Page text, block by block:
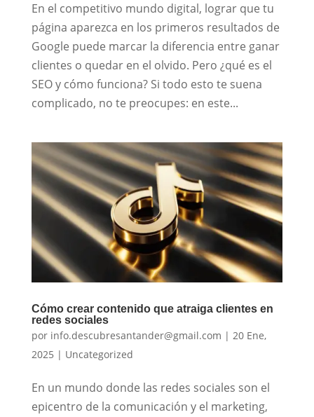
En el competitivo mundo digital, lograr que tu
página aparezca en los primeros resultados de
Google puede marcar la diferencia entre ganar
clientes o quedar en el olvido. Pero ¿qué es el
SEO y cómo funciona? Si todo esto te suena
complicado, no te preocupes: en este...
Cómo crear contenido que atraiga clientes en
redes sociales
por info.descubresantander@gmail.com | 20 Ene,
2025 | Uncategorized
En un mundo donde las redes sociales son el
epicentro de la comunicación y el marketing,